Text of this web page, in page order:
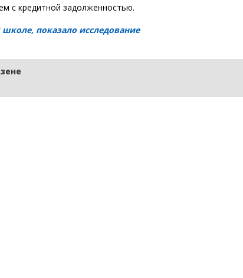
с кредитной задолженностью.
показало исследование